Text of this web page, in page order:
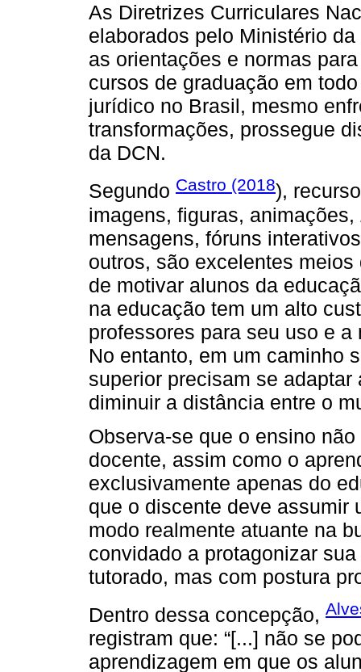
As Diretrizes Curriculares
elaborados pelo Ministério
as orientações e normas
cursos de graduação em
jurídico no Brasil, mesmo
transformações, prossegue
da DCN.
Segundo Castro (2018),
imagens, figuras, animações,
mensagens, fóruns
outros, são excelentes
de motivar alunos da
na educação tem um alto
professores para seu uso e
No entanto, em um caminho
superior precisam se
diminuir a distância entre o
Observa-se que o ensino
docente, assim como o
exclusivamente apenas do
que o discente deve assumir
modo realmente atuante na
convidado a protagonizar
tutorado, mas com postura
Dentro dessa concepção,
registram que: “[...] não se
aprendizagem em que os